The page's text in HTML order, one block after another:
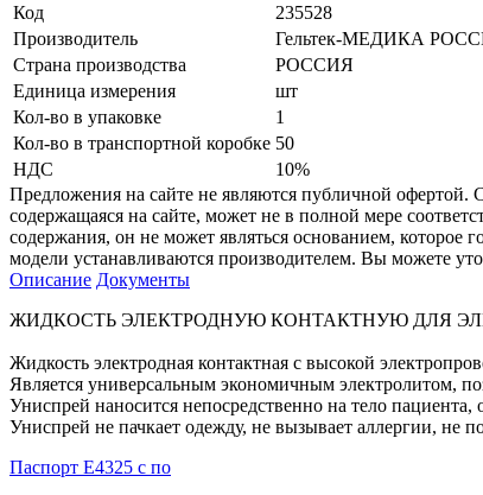
Код
235528
Производитель
Гельтек-МЕДИКА
Страна производства
РОССИЯ
Единица измерения
шт
Кол-во в упаковке
1
Кол-во в транспортной коробке 50
НДС
10%
Предложения на сайте не являются публичной
содержащаяся на сайте, может не в полной мере
содержания, он не может являться основанием, которое
модели устанавливаются производителем. Вы можете
Описание Документы
ЖИДКОСТЬ ЭЛЕКТРОДНУЮ КОНТАКТНУЮ ДЛЯ
Жидкость электродная контактная с высокой
Является универсальным экономичным электролитом,
Униспрей наносится непосредственно на тело пациента,
Униспрей не пачкает одежду, не вызывает аллергии, не
Паспорт Е4325 с по